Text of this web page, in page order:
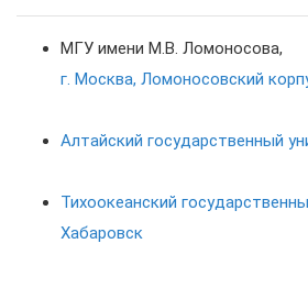
МГУ имени М.В. Ломоносова,
г. Москва, Ломоносовский
Алтайский государственный
Тихоокеанский
Хабаровск